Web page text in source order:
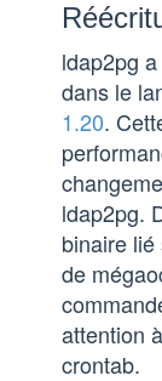
ldap2pg
dans le
1.20.
ldap2pg.
binaire lié
de
attention
crontab.